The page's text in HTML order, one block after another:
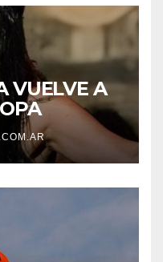
VUELVE A